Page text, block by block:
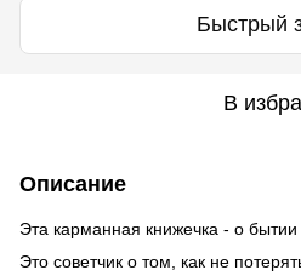
Быстрый
В
Описание
Эта карманная книжечка - о
Это советчик о том, как не